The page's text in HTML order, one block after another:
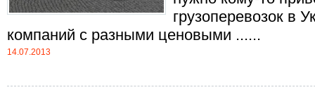
грузоперевозок в
компаний с разными ценовыми ......
14.07.2013